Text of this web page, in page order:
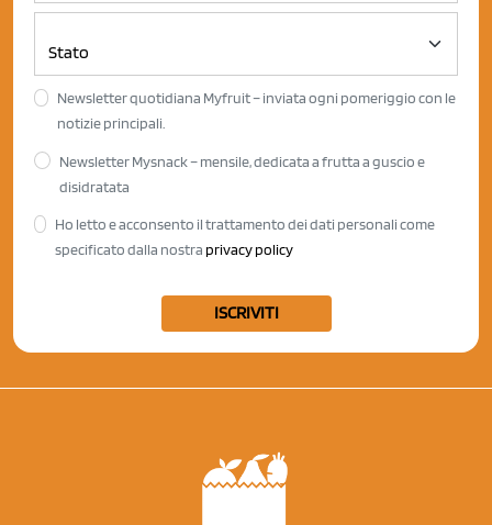
Newsletter quotidiana Myfruit – inviata ogni pomeriggio con le
notizie principali.
Newsletter Mysnack – mensile, dedicata a frutta a guscio e
disidratata
Ho letto e acconsento il trattamento dei dati personali come
specificato dalla nostra privacy policy
ISCRIVITI